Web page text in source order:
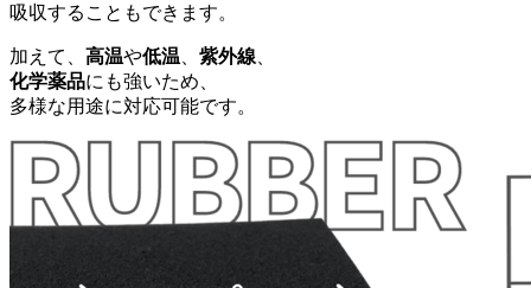
吸収することもできます。
加えて、 高温や低温 紫外線
化学薬品にも強いため、
多様な用途に対応可能です。